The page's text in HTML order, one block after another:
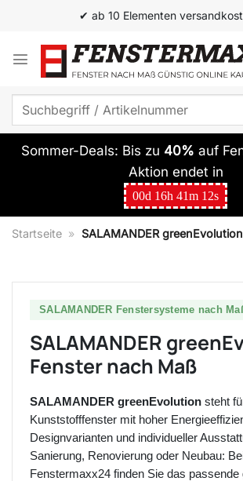
springen
✔ Top Qualität zum besten
Suchen
Sommer-Deals: Bis zu 40% auf
Aktion endet in
00d 16h41m 11s
Startseite » SALAMANDER greenEvolution
SALAMANDER Fenstersysteme nach
SALAMANDER
Fenster nach Maß
SALAMANDER greenEvolution steht
Kunststofffenster mit hoher
Designvarianten und individueller
Sanierung, Renovierung oder Neubau:
Fenstermaxx24 finden Sie das passende